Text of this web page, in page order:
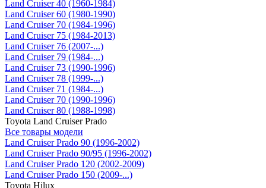
Land Cruiser 40 (1960-1984)
Land Cruiser 60 (1980-1990)
Land Cruiser 70 (1984-1996)
Land Cruiser 75 (1984-2013)
Land Cruiser 76 (2007-...)
Land Cruiser 79 (1984-...)
Land Cruiser 73 (1990-1996)
Land Cruiser 78 (1999-...)
Land Cruiser 71 (1984-...)
Land Cruiser 70 (1990-1996)
Land Cruiser 80 (1988-1998)
Toyota Land Cruiser Prado
Все товары модели
Land Cruiser Prado 90 (1996-2002)
Land Cruiser Prado 90/95 (1996-2002)
Land Cruiser Prado 120 (2002-2009)
Land Cruiser Prado 150 (2009-...)
Toyota Hilux